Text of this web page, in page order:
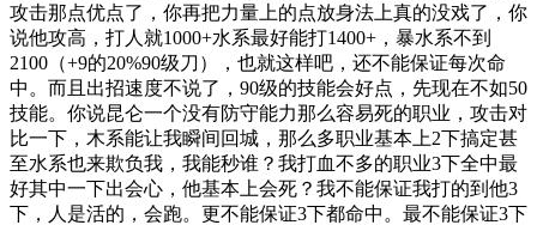
攻击那点优点了，你再把力量上的点放身法上真的没戏了，你
说他攻高，打人就1000+水系最好能打1400+，暴水系不到
2100（+9的20%90级刀），也就这样吧，还不能保证每次命
中。而且出招速度不说了，90级的技能会好点，先现在不如50
技能。你说昆仑一个没有防守能力那么容易死的职业，攻击对
比一下，木系能让我瞬间回城，那么多职业基本上2下搞定甚
至水系也来欺负我，我能秒谁？我打血不多的职业3下全中最
好其中一下出会心，他基本上会死？我不能保证我打的到他3
下，人是活的，会跑。更不能保证3下都命中。最不能保证3下